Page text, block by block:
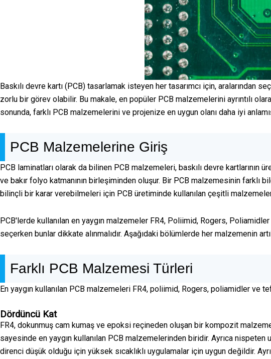
Baskılı devre kartı (PCB) tasarlamak isteyen her tasarımcı için,
zorlu bir görev olabilir. Bu makale, en popüler PCB malzemelerini ayrıntılı
sonunda, farklı PCB malzemelerini ve projenize en uygun olanı daha iyi
PCB Malzemelerine Giriş
PCB laminatları olarak da bilinen PCB malzemeleri, baskılı devre
ve bakır folyo katmanının birleşiminden oluşur. Bir PCB malzemesinin farklı
bilinçli bir karar verebilmeleri için PCB üretiminde kullanılan çeşitli
PCB'lerde kullanılan en yaygın malzemeler FR4, Poliimid, Rogers,
seçerken bunlar dikkate alınmalıdır. Aşağıdaki bölümlerde her malzemenin
Farklı PCB Malzemesi Türleri
En yaygın kullanılan PCB malzemeleri FR4, poliimid, Rogers, poliamidler ve
Dördüncü Kat
FR4, dokunmuş cam kumaş ve epoksi reçineden oluşan bir kompozit
sayesinde en yaygın kullanılan PCB malzemelerinden biridir. Ayrıca
direnci düşük olduğu için yüksek sıcaklıklı uygulamalar için uygun değildir.